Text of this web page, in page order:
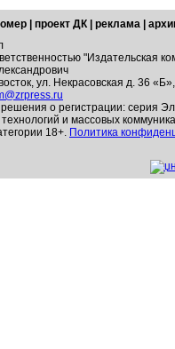
проект ДК реклама
"Издательская
ул. Некрасовская д. 36
о регистрации: серия
и массовых
18+. Политика